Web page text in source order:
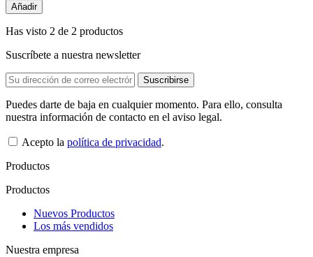
Añadir
Has visto 2 de 2 productos
Suscríbete a nuestra newsletter
Puedes darte de baja en cualquier momento. Para ello, consulta
nuestra información de contacto en el aviso legal.
Acepto la política de privacidad.
Productos
Productos
Nuevos Productos
Los más vendidos
Nuestra empresa